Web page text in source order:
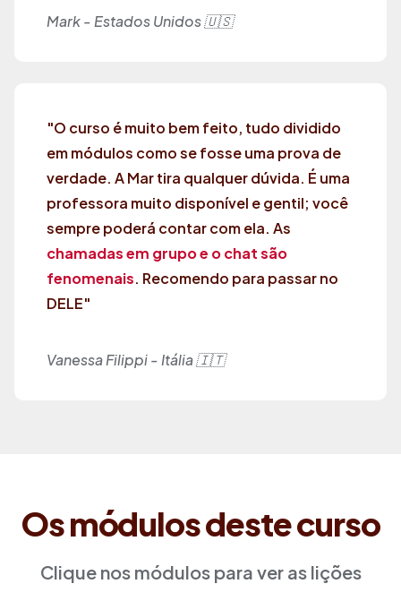
Mark - Estados Unidos 🇺🇸
"O curso é muito bem feito, tudo dividido
em módulos como se fosse uma prova de
verdade. A Mar tira qualquer dúvida. É uma
professora muito disponível e gentil; você
sempre poderá contar com ela. As
chamadas em grupo e o chat são
fenomenais. Recomendo para passar no
DELE"
Vanessa Filippi - Itália 🇮🇹
Os módulos deste curso
Clique nos módulos para ver as lições